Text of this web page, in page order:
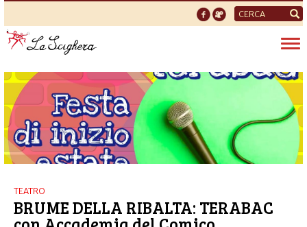
Form
di
ricerca
TEATRO
BRUME DELLA RIBALTA: TERABAC